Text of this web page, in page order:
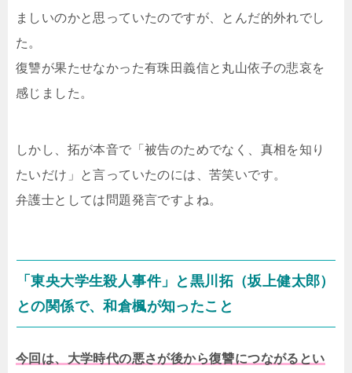
ましいのかと思っていたのですが、とんだ的外れでし
た。
復讐が果たせなかった有珠田義信と丸山依子の悲哀を
感じました。
しかし、拓が本音で「被告のためでなく、真相を知り
たいだけ」と言っていたのには、苦笑いです。
弁護士としては問題発言ですよね。
「東央大学生殺人事件」と黒川拓（坂上健太郎）
との関係で、和倉楓が知ったこと
今回は、大学時代の悪さが後から復讐につながるとい